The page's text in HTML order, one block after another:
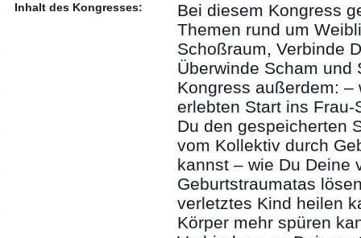
Inhalt des Kongresses:
Bei diesem Kongress
Themen rund um
Schoßraum, Verbinde
Überwinde Scham und
Kongress außerdem:
erlebten Start ins
Du den gespeicherten
vom Kollektiv durch
kannst – wie Du Deine
Geburtstraumatas
verletztes Kind heilen
Körper mehr spüren